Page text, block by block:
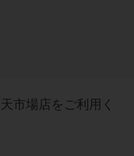
市場店をご利用く